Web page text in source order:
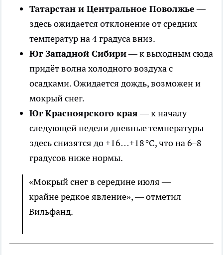
Татарстан и Центральное Поволжье—
здесь ожидается отклонение от средних
температур на 4 градуса вниз.
Юг Западной Сибири— к выходным сюда
придёт волна холодного воздуха с
осадками. Ожидается дождь, возможен и
мокрый снег.
Юг Красноярского края— к началу
следующей недели дневные температуры
здесь снизятся до +16…+18 °C, что на 6–8
градусов ниже нормы.
«Мокрый снег в середине июля —
крайне редкое явление», — отметил
Вильфанд.